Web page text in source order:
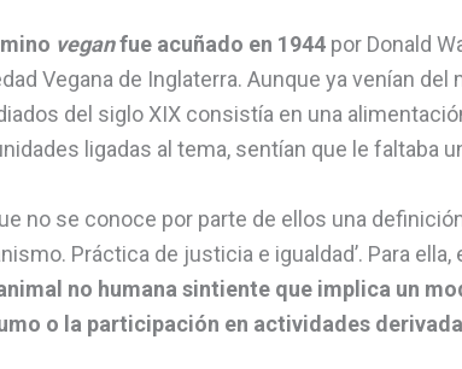
veganfue acuñado en 1944 por Donald
Vegana de Inglaterra. Aunque ya venían
del siglo XIX consistía en una
ligadas al tema, sentían que le faltaba
no se conoce por parte de ellos una
Práctica de justicia e igualdad’. Para
no humana sintiente que implica un
o la participación en actividades